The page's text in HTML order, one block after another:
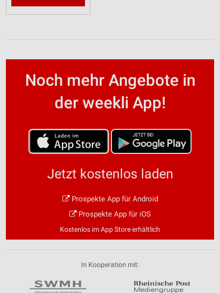
Noch mehr Angebote in
der weekli App!
Jetzt kostenlos laden
Prospekte App für Android
Prospekte App für iOS
Kostenlos im App Store erhältlich
In Kooperation mit: